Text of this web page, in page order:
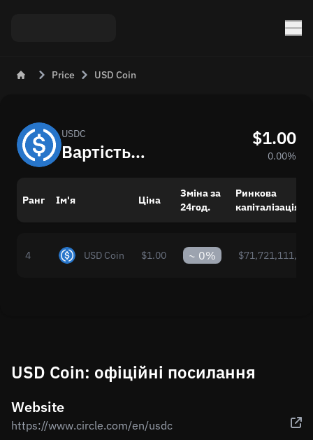
Price USD Coin
USDC
Вартість USD Coin (USDC) в реальному часі
$1.00
0.00%
Ранг Ім'я Ціна
Зміна за
24год.
Ринкова
капіталізація
4 USD Coin $1.00 ~ 0%
USD Coin: офіційні посилання
Website
https://www.circle.com/en/usdc